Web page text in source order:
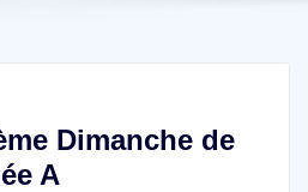
Dimanche de
A